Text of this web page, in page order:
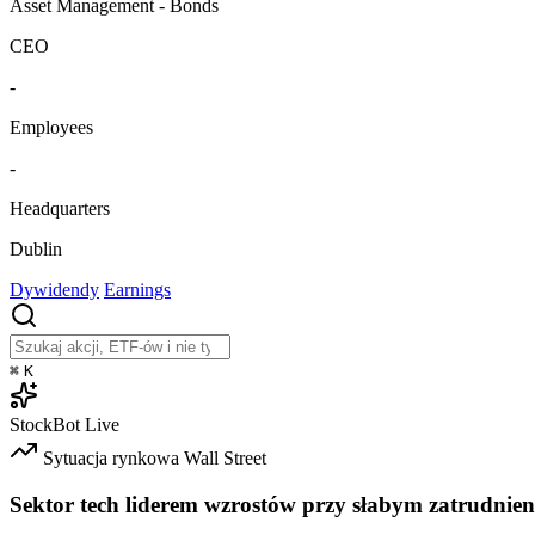
Asset Management - Bonds
CEO
-
Employees
-
Headquarters
Dublin
Dywidendy Earnings
⌘ K
StockBot Live
Sytuacja rynkowa Wall Street
Sektor tech liderem wzrostów przy słabym